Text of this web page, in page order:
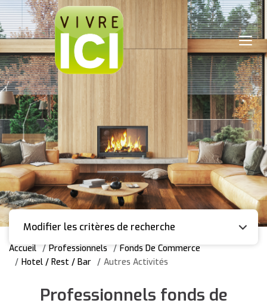
Modifier les critères de recherche
Accueil Professionnels
Fonds De Commerce
Hotel / Rest / Bar
Autres Activités
Professionnels fonds de